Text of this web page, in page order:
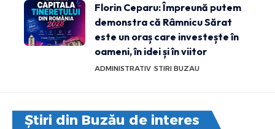
Florin Ceparu: Împreună putem
demonstra că Râmnicu Sărat
este un oraș care investește în
oameni, în idei și în viitor
ADMINISTRATIV STIRI BUZAU
Știri din Buzău de interes